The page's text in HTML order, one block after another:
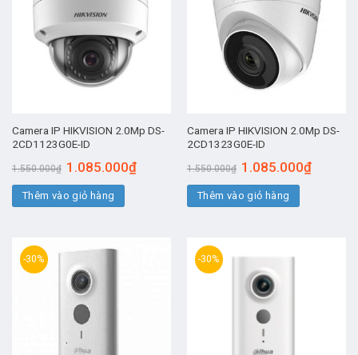
Camera IP HIKVISION 2.0Mp DS-
2CD1123G0E-ID
1.550.000₫ Giá
gốc
là:
1.550.000₫.
1.085.000₫Giá
1.085.000₫.
Thêm vào giỏ hàng
Camera IP HIKVISION 2.0Mp DS-
2CD1323G0E-ID
1.550.000₫ Giá
gốc
là:
1.550.000₫.
1.085.000₫Giá
Thêm vào giỏ hàng
-30% -30%